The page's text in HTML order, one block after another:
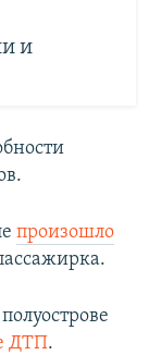
и
произошло
ДТП.